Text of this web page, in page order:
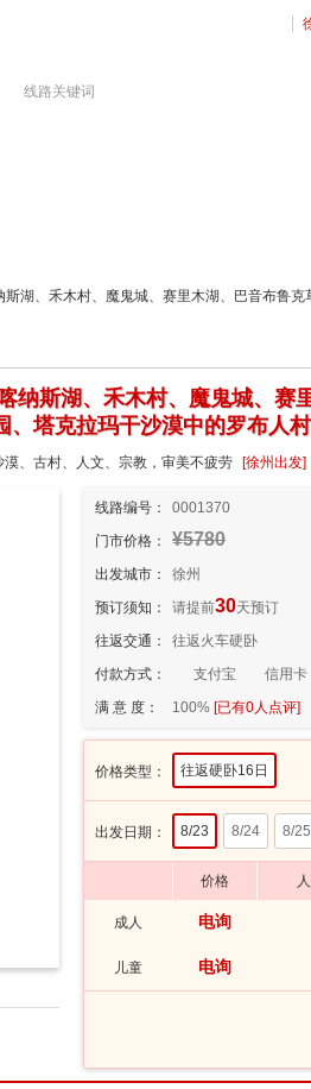
线路关键词
湖、禾木村、魔鬼城、赛里木湖、巴音布鲁
纳斯湖、禾木村、魔鬼城、赛
塔克拉玛干沙漠中的罗布人
、古村、人文、宗教，审美不疲劳 [徐州出发]
线路编号：
0001370
门市价格：
¥5780
出发城市：
徐州
预订须知：
请提前30天预订
往返交通：
往返火车硬卧
付款方式：
支付宝 信用卡
满 意 度：
100% [已有0人点评]
价格类型： 往返硬卧16日
出发日期： 8/23 8/24 8/25
价格
成人 电询
儿童 电询